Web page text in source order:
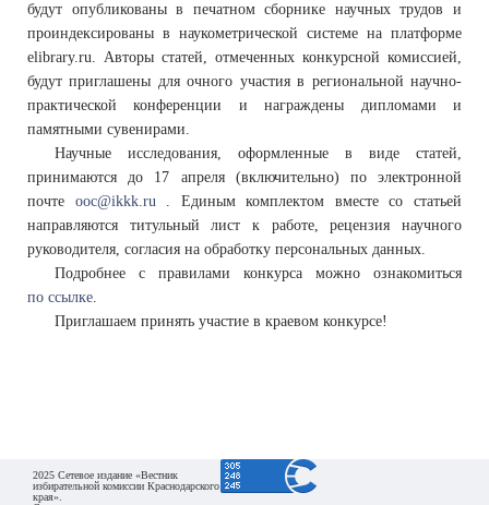
будут опубликованы в печатном сборнике научных трудов и
проиндексированы в наукометрической системе на платформе
elibrary.ru. Авторы статей, отмеченных конкурсной комиссией,
будут приглашены для очного участия в региональной научно-
практической конференции и награждены дипломами и
памятными сувенирами.
Научные исследования, оформленные в виде статей,
принимаются до 17 апреля (включительно) по электронной
почте ooc@ikkk.ru. Единым комплектом вместе со статьей
направляются титульный лист к работе, рецензия научного
руководителя, согласия на обработку персональных данных.
Подробнее с правилами конкурса можно ознакомиться
по ссылке.
Приглашаем принять участие в краевом конкурсе!
2025 Сетевое издание «Вестник
избирательной комиссии Краснодарского
края».